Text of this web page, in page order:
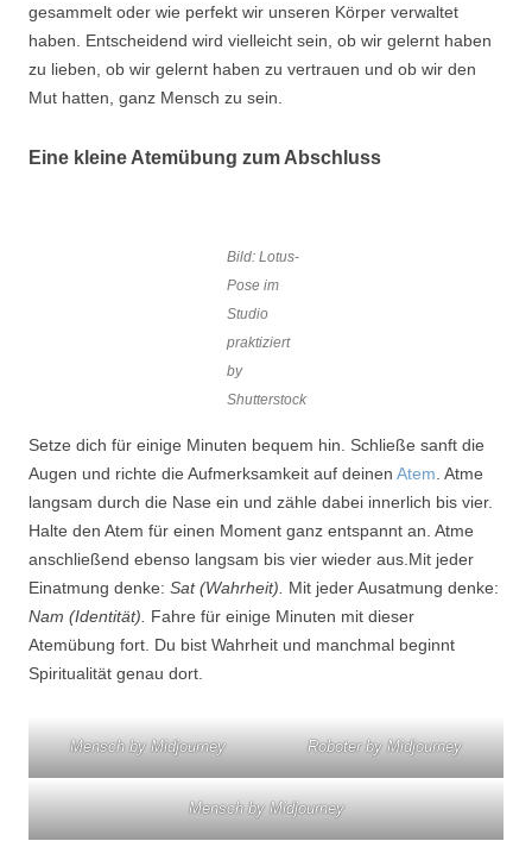
gesammelt oder wie perfekt wir unseren Körper verwaltet
haben. Entscheidend wird vielleicht sein, ob wir gelernt haben
zu lieben, ob wir gelernt haben zu vertrauen und ob wir den
Mut hatten, ganz Mensch zu sein.
Eine kleine Atemübung zum Abschluss
Bild: Lotus-
Pose im
Studio
praktiziert
by
Shutterstock
Setze dich für einige Minuten bequem hin. Schließe sanft die
Augen und richte die Aufmerksamkeit auf deinen Atem . Atme
langsam durch die Nase ein und zähle dabei innerlich bis vier.
Halte den Atem für einen Moment ganz entspannt an. Atme
anschließend ebenso langsam bis vier wieder aus.Mit jeder
Einatmung denke: Sat (Wahrheit).
Mit jeder Ausatmung denke:
Nam (Identität).
Fahre für einige Minuten mit dieser
Atemübung fort. Du bist Wahrheit und manchmal beginnt
Spiritualität genau dort.
Mensch by Midjourney Roboter by Midjourney
Mensch by Midjourney